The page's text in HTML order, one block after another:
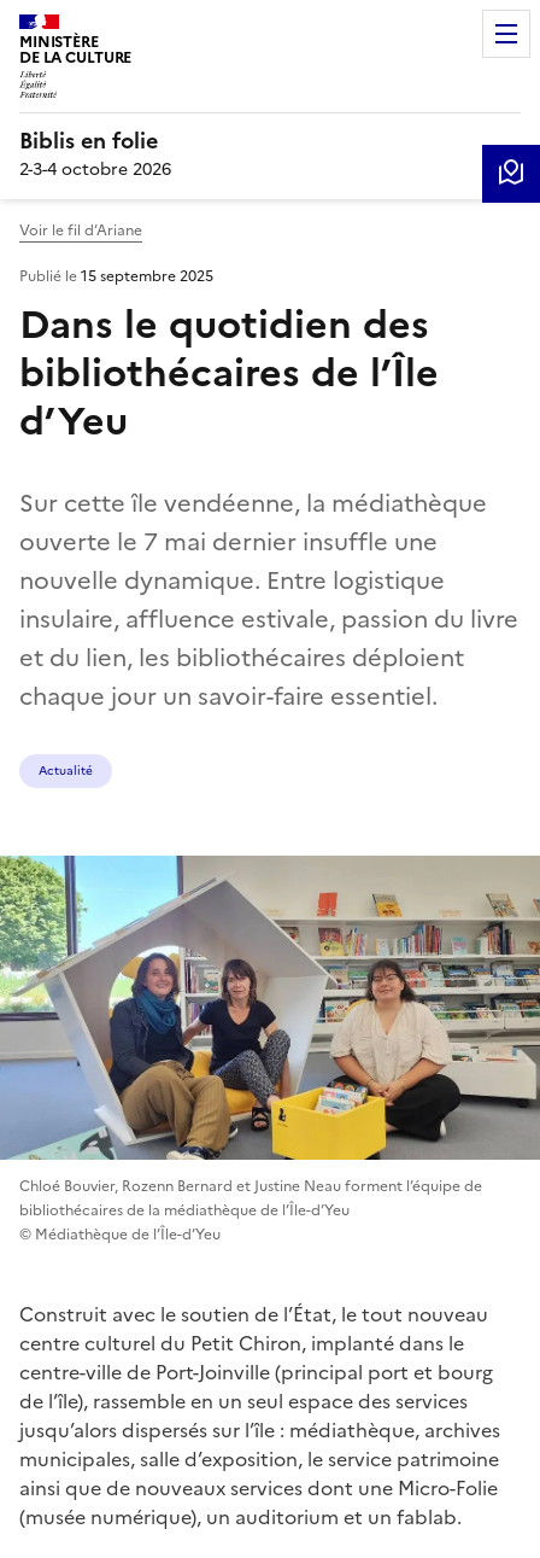
MINISTÈRE
DE LA CULTURE
Biblis en folie
2-3-4 octobre 2026
Voir le fil d’Ariane
Dans le quotidien des
bibliothécaires de l’Île
d’Yeu
Sur cette île vendéenne, la médiathèque
ouverte le 7 mai dernier insuffle une
nouvelle dynamique. Entre logistique
insulaire, affluence estivale, passion du livre
et du lien, les bibliothécaires déploient
chaque jour un savoir-faire essentiel.
Publié le15 septembre 2025
Actualité
Chloé Bouvier, Rozenn Bernard et Justine Neau forment l’équipe de
bibliothécaires de la médiathèque de l’Île-d’Yeu
© Médiathèque de l’Île-d’Yeu
Construit avec le soutien de l’État, le tout nouveau
centre culturel du Petit Chiron, implanté dans le
centre-ville de Port-Joinville (principal port et bourg
de l’île), rassemble en un seul espace des services
jusqu’alors dispersés sur l’île : médiathèque, archives
municipales, salle d’exposition, le service patrimoine
ainsi que de nouveaux services dont une Micro-Folie
(musée numérique), un auditorium et un fablab.